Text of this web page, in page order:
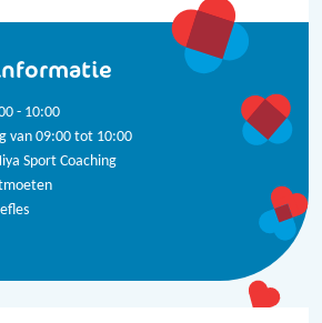
- 10:00
van 09:00 tot 10:00
Sport Coaching